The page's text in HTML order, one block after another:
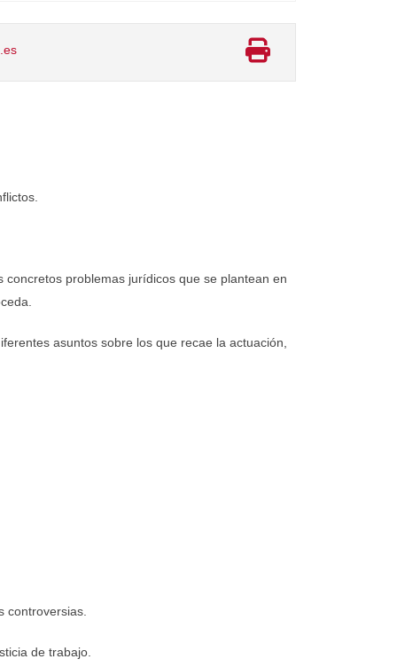
problemas jurídicos que se plantean en
asuntos sobre los que recae la actuación,
controversias.
de trabajo.